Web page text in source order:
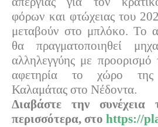
φόρων και φτώχειας του
μεταβούν στο μπλόκο. Το
θα πραγματοποιηθεί
αλληλεγγύης με
αφετηρία το χώρο της
Καλαμάτας στο Νέδοντα.
Διαβάστε την
περισσότερα, στο https://